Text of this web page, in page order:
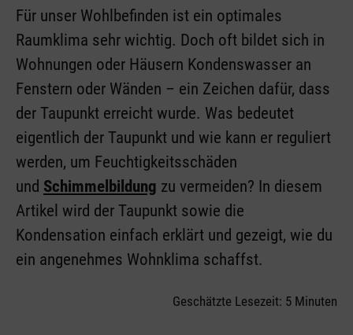
Für unser Wohlbefinden ist ein optimales
Raumklima sehr wichtig. Doch oft bildet sich in
Wohnungen oder Häusern Kondenswasser an
Fenstern oder Wänden – ein Zeichen dafür, dass
der Taupunkt erreicht wurde. Was bedeutet
eigentlich der Taupunkt und wie kann er reguliert
werden, um Feuchtigkeitsschäden
und Schimmelbildung zu vermeiden? In diesem
Artikel wird der Taupunkt sowie die
Kondensation einfach erklärt und gezeigt, wie du
ein angenehmes Wohnklima schaffst.
Geschätzte Lesezeit: 5 Minuten